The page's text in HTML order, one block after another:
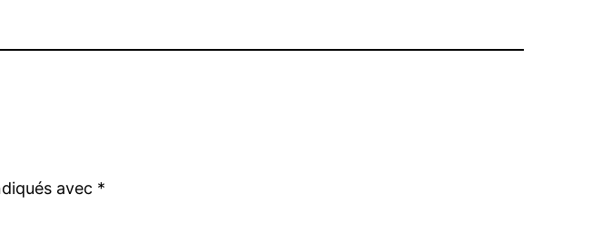
avec *